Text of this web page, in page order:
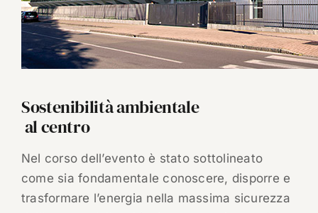
Sostenibilità ambientale
al centro
Nel corso dell’evento è stato sottolineato
come sia fondamentale conoscere, disporre e
trasformare l’energia nella massima sicurezza